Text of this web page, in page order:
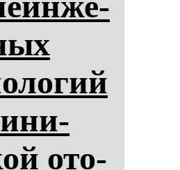
ото­